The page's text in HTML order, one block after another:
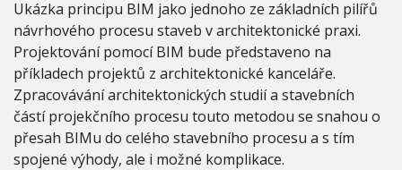
i
(
B
I
M
)
Ukázka principu BIM jako jednoho ze základních pilířů
návrhového procesu staveb v architektonické praxi.
Projektování pomocí BIM bude představeno na
příkladech projektů z architektonické kanceláře.
Zpracovávání architektonických studií a stavebních
částí projekčního procesu touto metodou se snahou o
přesah BIMu do celého stavebního procesu a s tím
spojené výhody, ale i možné komplikace.